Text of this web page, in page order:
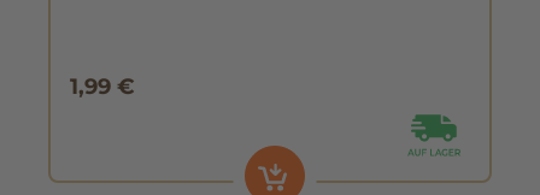
1,99 €